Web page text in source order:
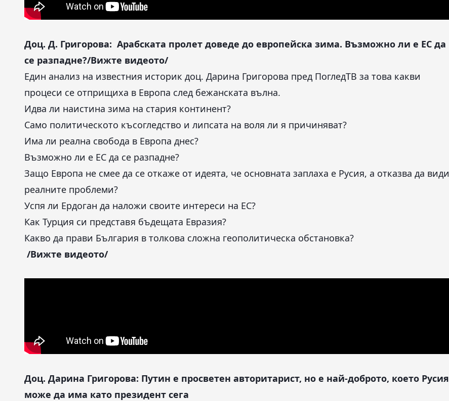
Доц. Д. Григорова: Арабската пролет доведе до европейска зима. Възможно ли е ЕС да
се разпадне?/Вижте видеото/
Един анализ на известния историк доц. Дарина Григорова пред ПогледТВ за това какви
процеси се отприщиха в Европа след бежанската вълна.
Идва ли наистина зима на стария континент?
Само политическото късогледство и липсата на воля ли я причиняват?
Има ли реална свобода в Европа днес?
Възможно ли е ЕС да се разпадне?
Защо Европа не смее да се откаже от идеята, че основната заплаха е Русия, а отказва да види
реалните проблеми?
Успя ли Ердоган да наложи своите интереси на ЕС?
Как Турция си представя бъдещата Евразия?
Какво да прави България в толкова сложна геополитическа обстановка?
/Вижте видеото/
Доц. Дарина Григорова: Путин е просветен авторитарист, но е най-доброто, което Русия
може да има като президент сега